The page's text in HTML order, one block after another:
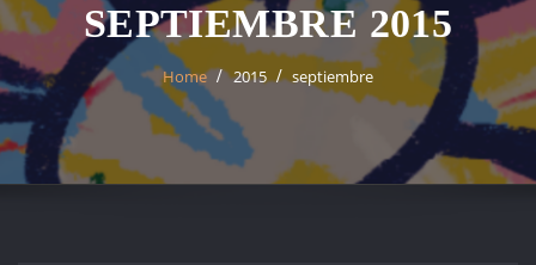
SEPTIEMBRE 2015
Home 2015 septiembre